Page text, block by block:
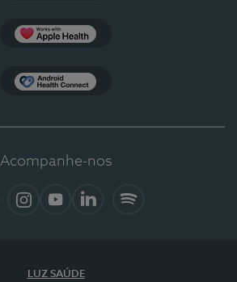
Acompanhe-nos
LUZ SAÚDE